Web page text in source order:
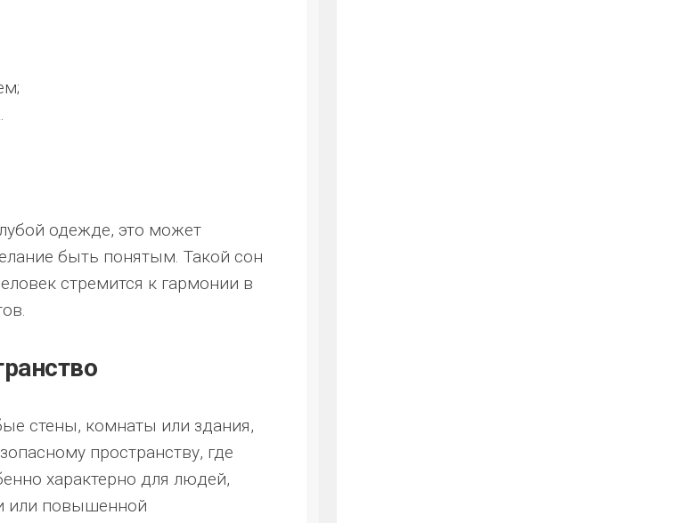
одежде, это может
быть понятым. Такой сон
стремится к гармонии в
стены, комнаты или здания,
пространству, где
характерно для людей,
или повышенной